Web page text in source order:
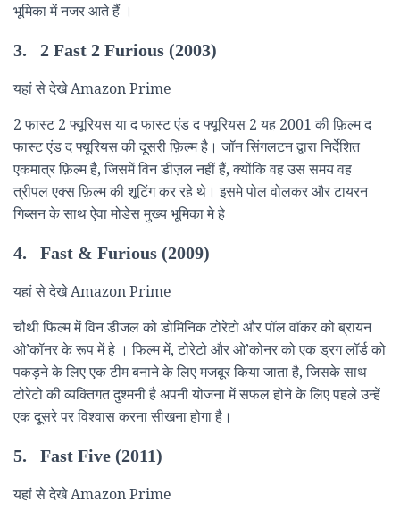
भूमिका में नजर आते हैं ।
3. 2 Fast 2 Furious (2003)
यहां से देखे Amazon Prime
2 फास्ट 2 फ्यूरियस या द फास्ट एंड द फ्यूरियस 2 यह 2001 की फ़िल्म द
फास्ट एंड द फ्यूरियस की दूसरी फ़िल्म है। जॉन सिंगलटन द्वारा निर्देशित
एकमात्र फ़िल्म है, जिसमें विन डीज़ल नहीं हैं, क्योंकि वह उस समय वह
त्रीपल एक्स फ़िल्म की शूटिंग कर रहे थे। इसमे पोल वोलकर और टायरन
गिब्सन के साथ ऐवा मोडेस मुख्य भूमिका मे हे
4. Fast & Furious (2009)
यहां से देखे Amazon Prime
चौथी फिल्म में विन डीजल को डोमिनिक टोरेटो और पॉल वॉकर को ब्रायन
ओ’कॉनर के रूप में हे । फिल्म में, टोरेटो और ओ’कोनर को एक ड्रग लॉर्ड को
पकड़ने के लिए एक टीम बनाने के लिए मजबूर किया जाता है, जिसके साथ
टोरेटो की व्यक्तिगत दुश्मनी है अपनी योजना में सफल होने के लिए पहले उन्हें
एक दूसरे पर विश्वास करना सीखना होगा है।
5. Fast Five (2011)
यहां से देखे Amazon Prime